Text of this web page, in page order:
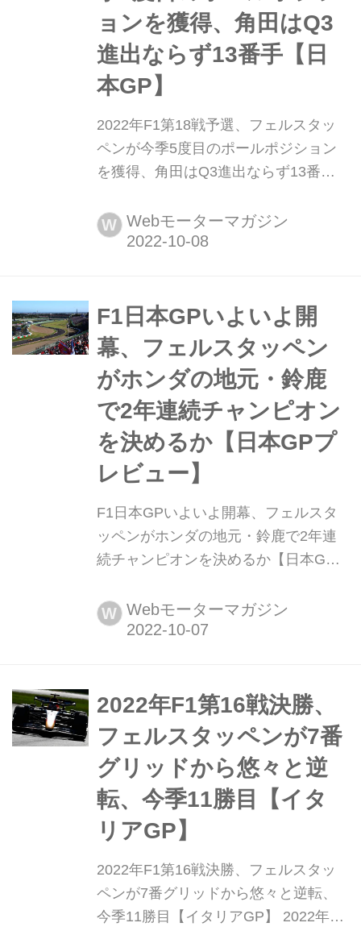
ョンを獲得、角田はQ3
進出ならず13番手【日
本GP】
2022年F1第18戦予選、フェルスタッ
ペンが今季5度目のポールポジション
を獲得、角田はQ3進出ならず13番手
戦日本GPの予選がドライコンディシ
ョンの鈴鹿サーキットで行われ、マッ
ルル・ルクレール(フェラーリ)は0.10
秒届かず2番手、カルロス・サインツ
(フェラーリ)が3番手に入った。角...
W Webモーターマガジン
F1日本GPいよいよ開
幕、フェルスタッペン
がホンダの地元・鈴鹿
で2年連続チャンピオン
を決めるか【日本GPプ
レビュー】
F1日本GPいよいよ開幕、フェルスタ
ッペンがホンダの地元・鈴鹿で2年連
続チャンピオンを決めるか【日本GP
よF1第18戦日本GPが鈴鹿サーキット
で開幕。日本GPは新型コロナウイル
に待ちに待ったグランプリだが、今年
はレッドブルのマックス・フェルスタ
ッペンがここでチャンピオンを決める
可能性が濃...
W Webモーターマガジン
2022年F1第16戦決勝、
フェルスタッペンが7番
グリッドから悠々と逆
転、今季11勝目【イタ
リアGP】
2022年F1第16戦決勝、フェルスタッ
ペンが7番グリッドから悠々と逆転、
今季11勝目【イタリアGP】 2022年9